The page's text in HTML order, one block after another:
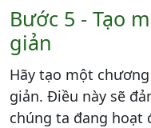
Bước 5 - Tạo
giản
Hãy tạo một
giản. Điều này sẽ
chúng ta đang hoạt